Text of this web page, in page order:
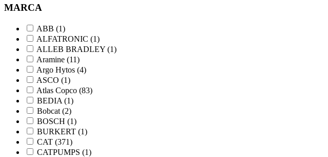
MARCA
ABB (1)
ALFATRONIC (1)
ALLEB BRADLEY (1)
Aramine (11)
Argo Hytos (4)
ASCO (1)
Atlas Copco (83)
BEDIA (1)
Bobcat (2)
BOSCH (1)
BURKERT (1)
CAT (371)
CATPUMPS (1)